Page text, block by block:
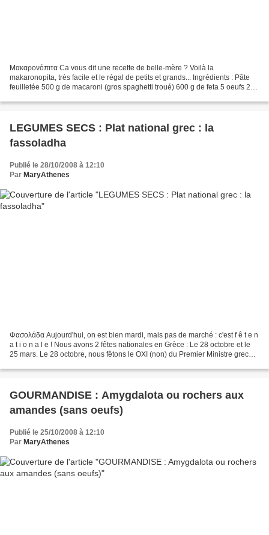
Μακαρονόπιτα Ca vous dit une recette de belle-mère ? Voilà la
makaronopita, très facile et le régal de petits et grands... Ingrédients : Pâte
feuilletée 500 g de macaroni (gros spaghetti troué) 600 g de feta 5 oeufs 25
LEGUMES SECS : Plat national grec : la
fassoladha
Publié le 28/10/2008 à 12:10
Par MaryAthenes
Φασολάδα Aujourd'hui, on est bien mardi, mais pas de marché : c'est f ê t e n
a t i o n a l e ! Nous avons 2 fêtes nationales en Grèce : Le 28 octobre et le
25 mars. Le 28 octobre, nous fêtons le OΧΙ (non) du Premier Ministre grec
GOURMANDISE : Amygdalota ou rochers aux
amandes (sans oeufs)
Publié le 25/10/2008 à 12:10
Par MaryAthenes